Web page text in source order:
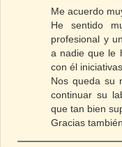
Me acuerdo
He sentido
profesional y
a nadie que le
con él
Nos queda su
continuar su
que tan bien
Gracias